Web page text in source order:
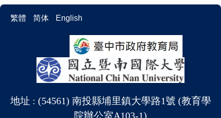
繁體 简体 English
地址 : (54561) 南投縣埔里鎮大學路1號 (教育學
院辦公室A103-1)